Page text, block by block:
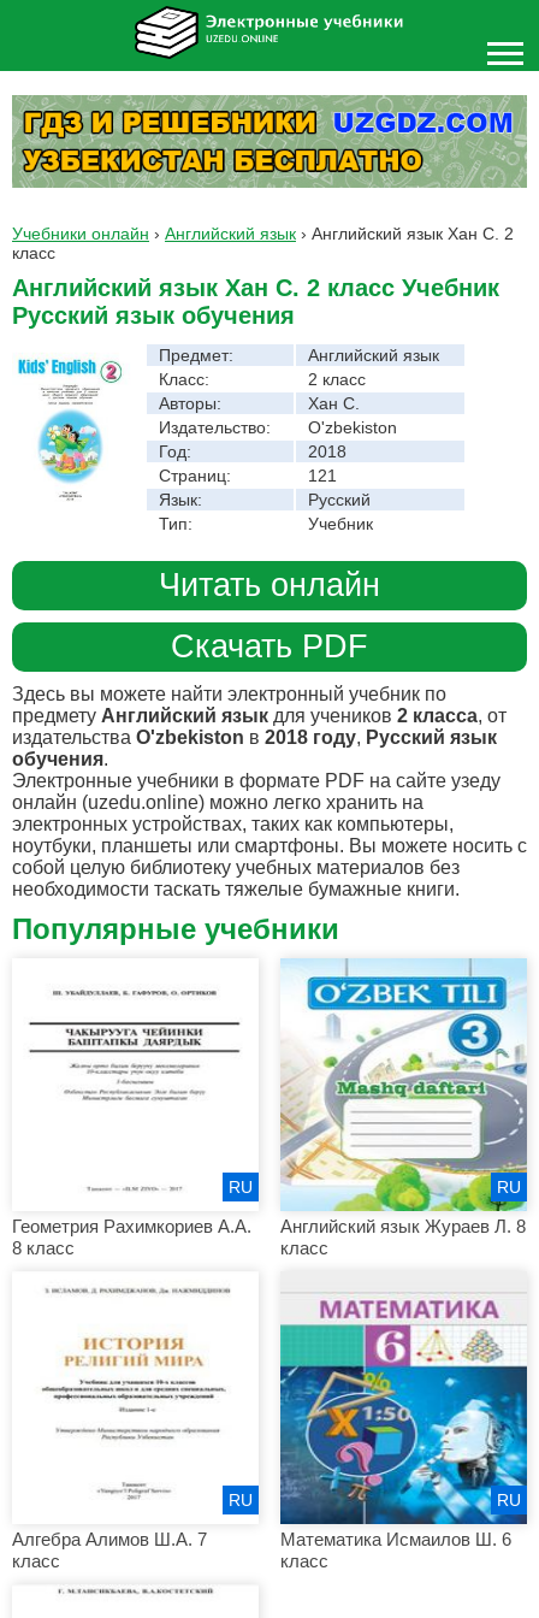
Учебники онлайн › Английский язык › Английский язык Хан С. 2
класс
Английский язык Хан С. 2 класс Учебник
Русский язык обучения
Предмет:
Английский язык
Класс:
2 класс
Авторы:
Хан С.
Издательство:
O'zbekiston
Год:
2018
Страниц:
121
Язык:
Русский
Тип:
Учебник
Читать онлайн
Скачать PDF
Здесь вы можете найти электронный учебник по
предмету Английский язык для учеников 2 класса, от
издательства O'zbekiston в 2018 году, Русский язык
обучения.
Электронные учебники в формате PDF на сайте узеду
онлайн (uzedu.online) можно легко хранить на
электронных устройствах, таких как компьютеры,
ноутбуки, планшеты или смартфоны. Вы можете носить с
собой целую библиотеку учебных материалов без
необходимости таскать тяжелые бумажные книги.
Популярные учебники
Геометрия Рахимкориев А.А.
8 класс
RU
Английский язык Жураев Л. 8
класс
RU
Алгебра Алимов Ш.А. 7
класс
RU
Математика Исмаилов Ш. 6
класс
RU